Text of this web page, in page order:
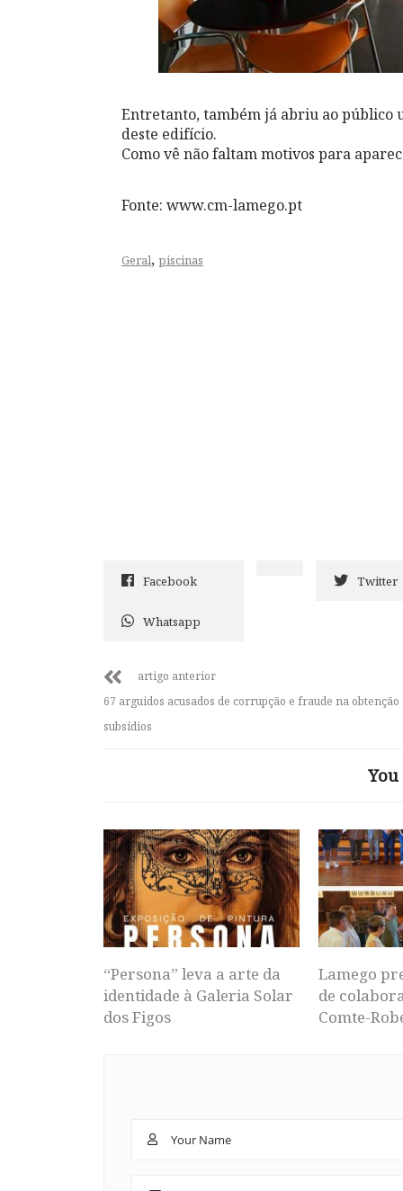
Entretanto, também já abriu ao público
deste edifício.
Como vê não faltam motivos para
Fonte: www.cm-lamego.pt
Geral, piscinas
Facebook Twitter
Whatsapp
artigo anterior
67 arguidos acusados de corrupção e fraude na obtenção
subsídios
“Persona” leva a arte da
identidade à Galeria Solar
dos Figos
Lamego
de
Comte-